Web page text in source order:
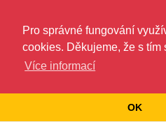
Pro správné fungování
cookies. Děkujeme, že s tím
Více informací
OK